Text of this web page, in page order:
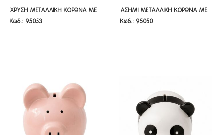
ΧΡΥΣΗ ΜΕΤΑΛΛΙΚΗ ΚΟΡΩΝΑ ΜΕ
ΔΙΑΜΑΝΤΑΚΙΑ Φ12,5Χ8Κ
ΧΡΥΣΗ ΜΕΤΑΛΛΙΚΗ ΚΟΡΩΝΑ ΜΕ
ΔΙΑΜΑΝΤΑΚΙΑ Φ12,5Χ8Κ
Κωδ.: 95053
ΑΣΗΜΙ ΜΕΤΑΛΛΙΚΗ ΚΟΡΩΝΑ ΜΕ
ΔΙΑΜΑΝΤΑΚΙΑ Φ10Χ9ΕΚ
ΑΣΗΜΙ ΜΕΤΑΛΛΙΚΗ ΚΟΡΩΝΑ ΜΕ
ΔΙΑΜΑΝΤΑΚΙΑ Φ10Χ9ΕΚ
Κωδ.: 95050